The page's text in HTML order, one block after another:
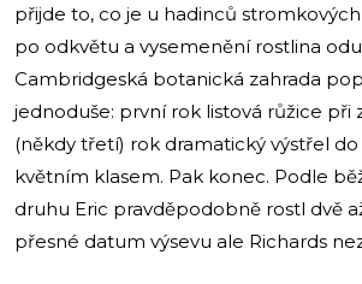
přijde to, co je u hadinců
po odkvětu a vysemenění rostlina
Cambridgeská botanická zahrada
jednoduše: první rok listová růžice při
(někdy třetí) rok dramatický výstřel
květním klasem. Pak konec. Podle
druhu Eric pravděpodobně rostl dvě
přesné datum výsevu ale Richards